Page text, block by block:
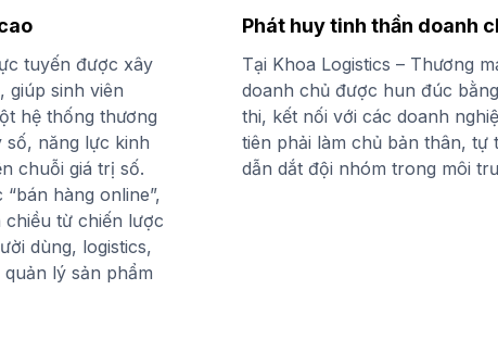
tuyến được xây
giúp sinh viên
hệ thống thương
số, năng lực kinh
chuỗi giá trị số.
hàng online”,
từ chiến lược
dùng, logistics,
lý sản phẩm
Phát huy tinh thần doanh
Tại Khoa Logistics – Thương
doanh chủ được hun đúc
thi, kết nối với các doanh
tiên phải làm chủ bản thân,
dẫn dắt đội nhóm trong môi